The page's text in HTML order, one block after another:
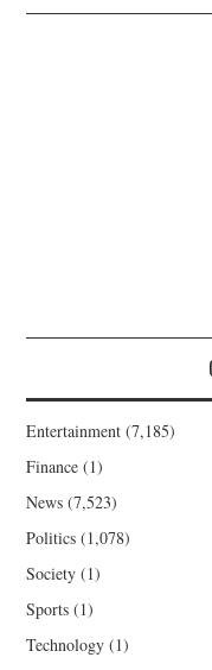
Entertainment (7,185)
Finance (1)
News (7,523)
Politics (1,078)
Society (1)
Sports (1)
Technology (1)